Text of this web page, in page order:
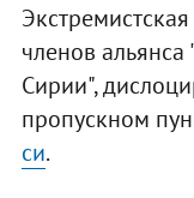
членов
Сирии",
пропускном
си.